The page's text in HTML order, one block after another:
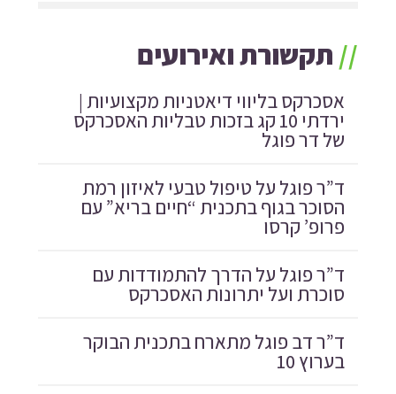
//תקשורת ואירועים
אסכרקס בליווי דיאטניות מקצועיות |
ירדתי 10 קג בזכות טבליות האסכרקס
של דר פוגל
ד”ר פוגל על טיפול טבעי לאיזון רמת
הסוכר בגוף בתכנית “חיים בריא” עם
פרופ’ קרסו
ד”ר פוגל על הדרך להתמודדות עם
סוכרת ועל יתרונות האסכרקס
ד”ר דב פוגל מתארח בתכנית הבוקר
בערוץ 10